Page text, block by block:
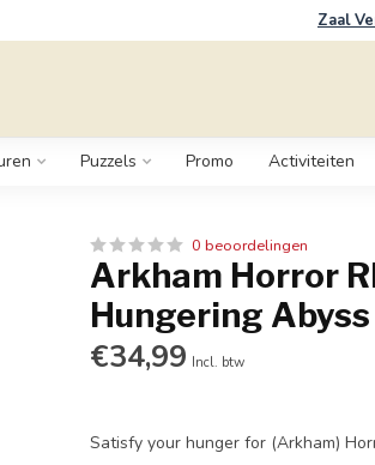
Zaal
Puzzels Promo Activiteiten
0 beoordelingen
Arkham Horror
Hungering Abyss
€34,99 Incl. btw
Satisfy your hunger for (Arkham)